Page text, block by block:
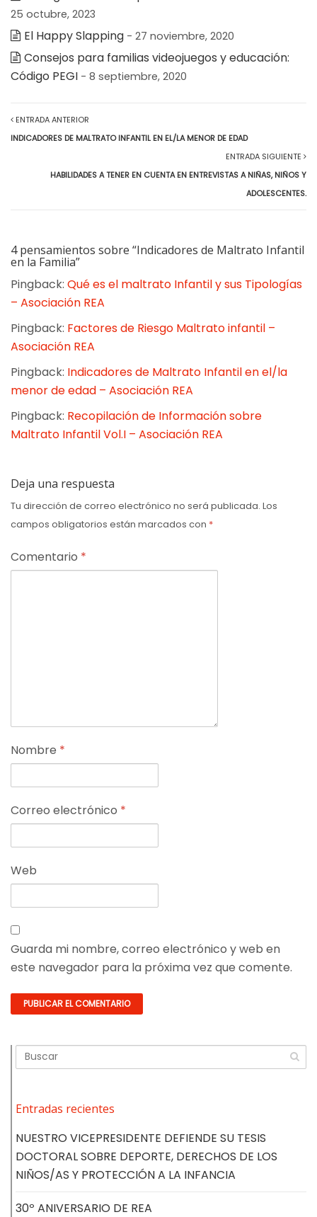
25 octubre, 2023
El Happy Slapping - 27 noviembre, 2020
Consejos para familias videojuegos y educación:
Código PEGI - 8 septiembre, 2020
ENTRADA ANTERIOR
INDICADORES DE MALTRATO INFANTIL EN EL/LA MENOR DE EDAD
ENTRADA SIGUIENTE
HABILIDADES A TENER EN CUENTA EN ENTREVISTAS A NIÑAS, NIÑOS Y
ADOLESCENTES.
4 pensamientos sobre “Indicadores de Maltrato Infantil
en la Familia”
Pingback: Qué es el maltrato Infantil y sus Tipologías
– Asociación REA
Pingback: Factores de Riesgo Maltrato infantil –
Asociación REA
Pingback: Indicadores de Maltrato Infantil en el/la
menor de edad – Asociación REA
Pingback: Recopilación de Información sobre
Maltrato Infantil Vol.I – Asociación REA
Deja una respuesta
Tu dirección de correo electrónico no será publicada. Los
campos obligatorios están marcados con *
Comentario *
Nombre *
Correo electrónico *
Web
Guarda mi nombre, correo electrónico y web en
este navegador para la próxima vez que comente.
Entradas recientes
NUESTRO VICEPRESIDENTE DEFIENDE SU TESIS
DOCTORAL SOBRE DEPORTE, DERECHOS DE LOS
NIÑOS/AS Y PROTECCIÓN A LA INFANCIA
30º ANIVERSARIO DE REA